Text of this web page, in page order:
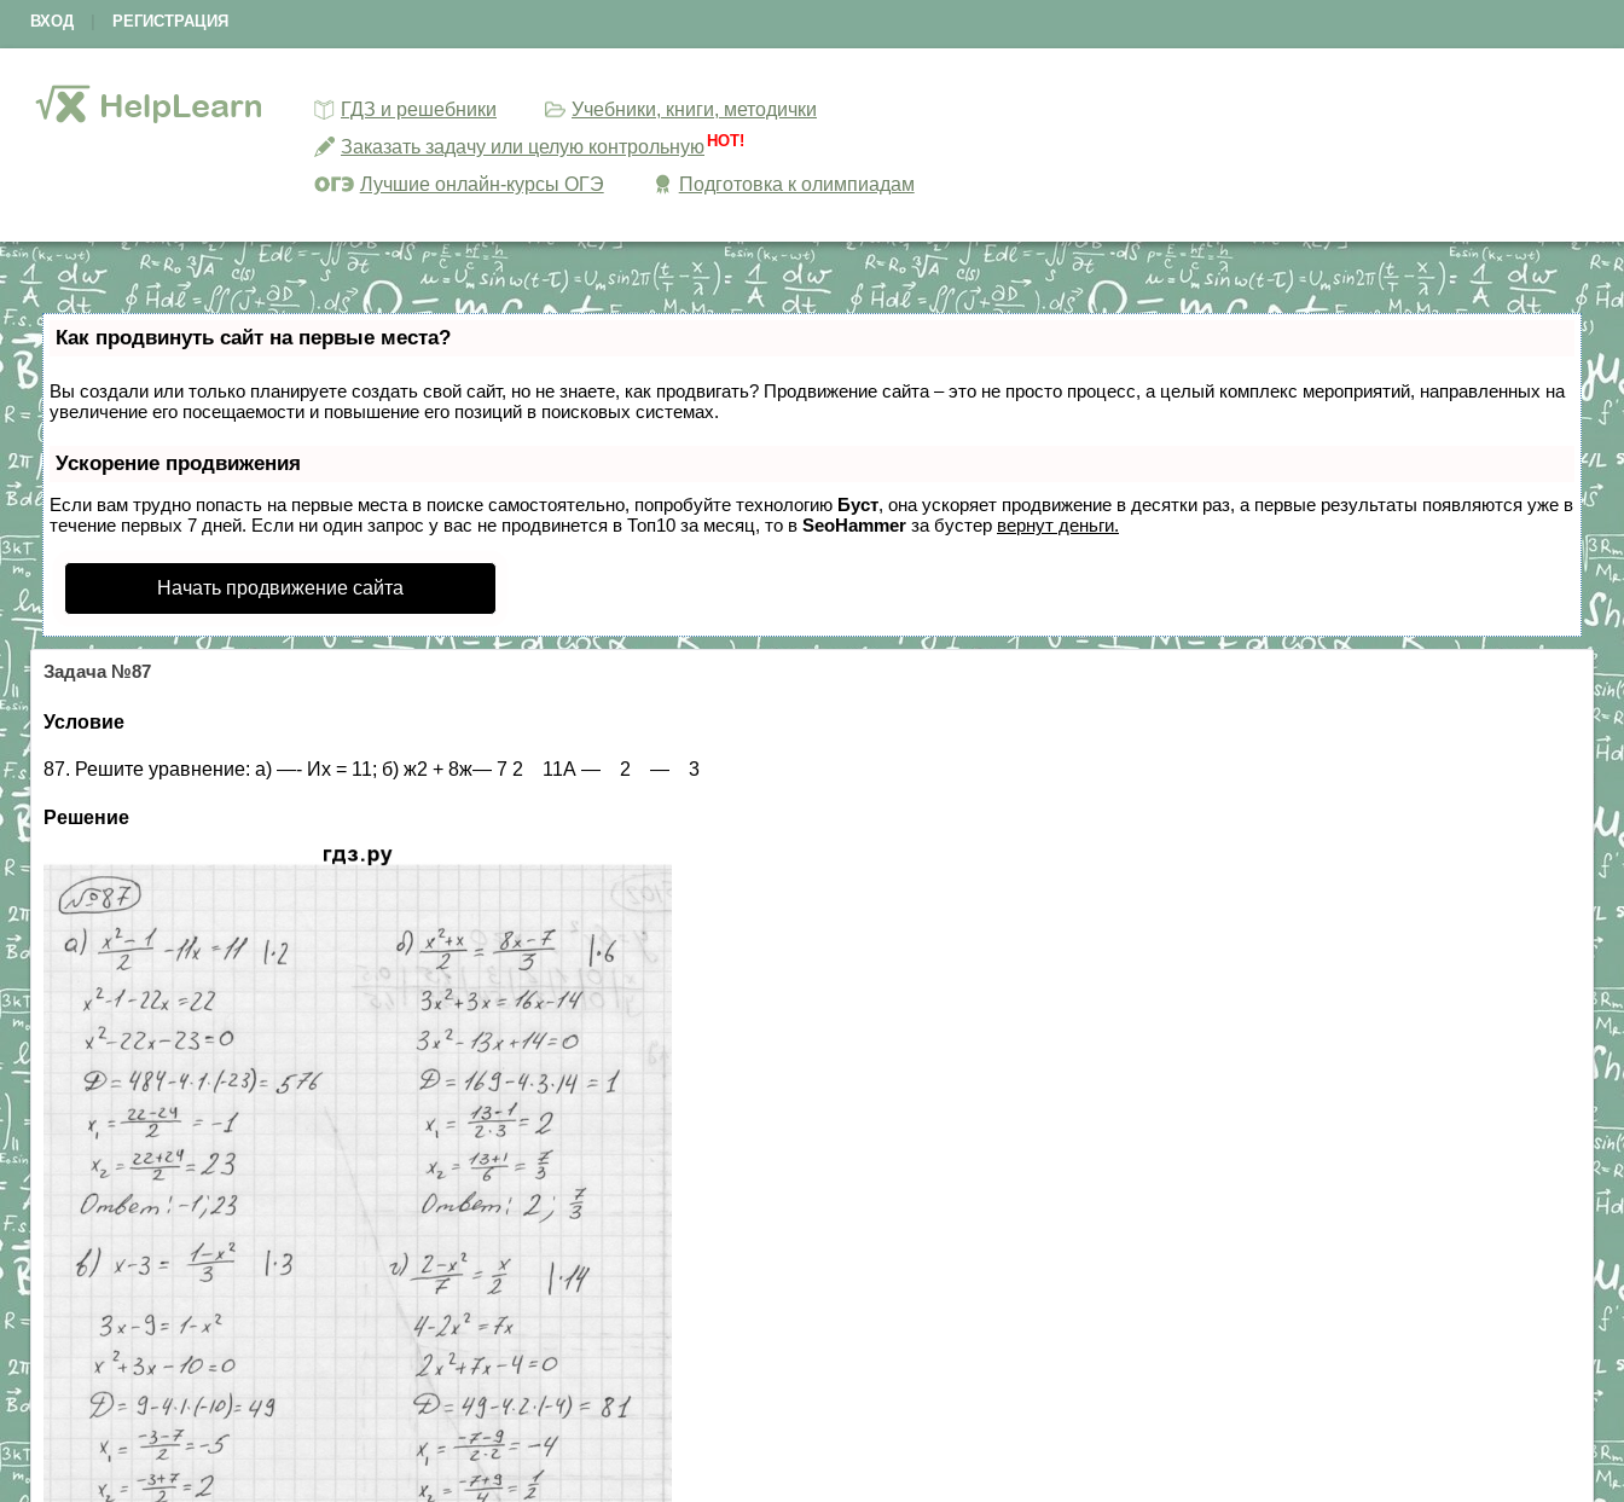
ВХОД РЕГИСТРАЦИЯ
ГДЗ и решебники
Учебники, книги, методички
Заказать задачу или целую контрольную HOT!
Лучшие онлайн-курсы ОГЭ Подготовка к олимпиадам
Как продвинуть сайт на первые места?
Вы создали или только планируете создать свой сайт, но не знаете, как продвигать? Продвижение сайта – это не просто процесс, а целый комплекс мероприятий, направленных на
увеличение его посещаемости и повышение его позиций в поисковых системах.
Ускорение продвижения
Если вам трудно попасть на первые места в поиске самостоятельно, попробуйте технологию Буст, она ускоряет продвижение в десятки раз, а первые результаты появляются уже в
течение первых 7 дней. Если ни один запрос у вас не продвинется в Топ10 за месяц, то в SeoHammer за бустер вернут деньги.
Начать продвижение сайта
Задача №87
Условие
87. Решите уравнение: а) —- Их = 11; б) ж2 + 8ж— 7 2 11А — 2 — 3
Решение